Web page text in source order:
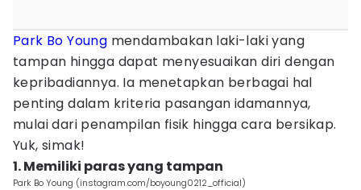
Park Bo Young mendambakan laki-laki yang
tampan hingga dapat menyesuaikan diri dengan
kepribadiannya. Ia menetapkan berbagai hal
penting dalam kriteria pasangan idamannya,
mulai dari penampilan fisik hingga cara bersikap.
Yuk, simak!
1. Memiliki paras yang tampan
Park Bo Young (instagram.com/boyoung0212_official)